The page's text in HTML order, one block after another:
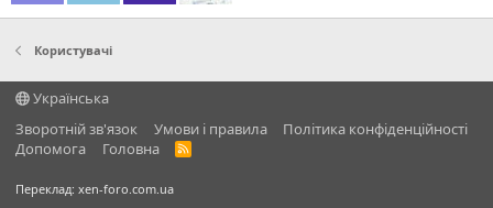
Користувачі
Українська
Зворотній зв'язок
Умови і правила
Політика конфіденційності
Дoпoмoга
Головна
R
Переклад: xen-foro.com.ua